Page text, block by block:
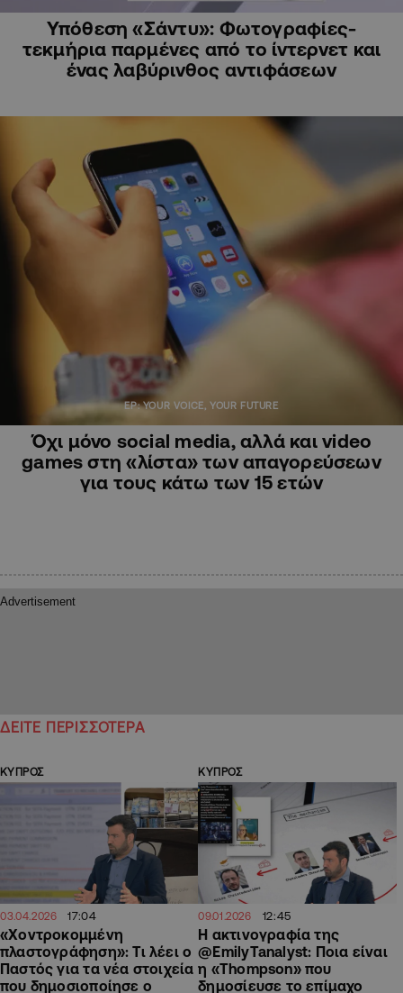
Υπόθεση «Σάντυ»: Φωτογραφίες-
τεκμήρια παρμένες από το ίντερνετ και
ένας λαβύρινθος αντιφάσεων
EP: YOUR VOICE, YOUR FUTURE
Όχι μόνο social media, αλλά και video
games στη «λίστα» των απαγορεύσεων
για τους κάτω των 15 ετών
ΔΕΙΤΕ ΠΕΡΙΣΣΟΤΕΡΑ
ΚΥΠΡΟΣ
03.04.2026 17:04
«Χοντροκομμένη
πλαστογράφηση»: Τι λέει ο
Παστός για τα νέα στοιχεία
που δημοσιοποίησε ο
ΚΥΠΡΟΣ
09.01.2026 12:45
Η ακτινογραφία της
@EmilyTanalyst: Ποια είναι
η «Thompson» που
δημοσίευσε το επίμαχο